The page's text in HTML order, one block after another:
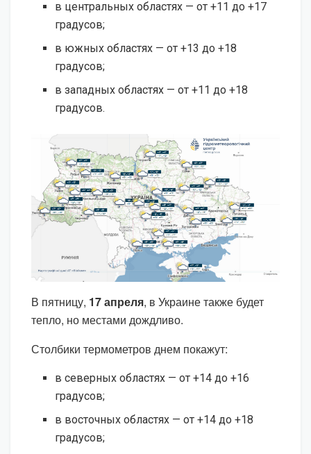
в центральных областях — от +11 до +17
градусов;
в южных областях — от +13 до +18
градусов;
в западных областях — от +11 до +18
градусов.
В пятницу, 17 апреля, в Украине также будет
тепло, но местами дождливо.
Столбики термометров днем покажут:
в северных областях — от +14 до +16
градусов;
в восточных областях — от +14 до +18
градусов;